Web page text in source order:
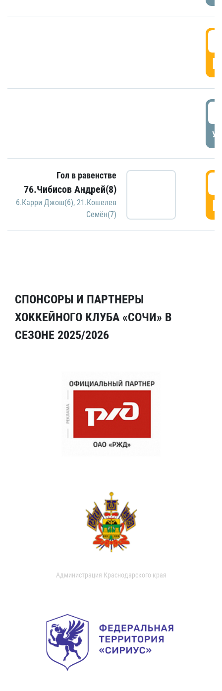
Гол в равенстве
76.Чибисов Андрей(8)
6.Карри Джош(6), 21.Кошелев
Семён(7)
СПОНСОРЫ И ПАРТНЕРЫ
ХОККЕЙНОГО КЛУБА «СОЧИ» В
СЕЗОНЕ 2025/2026
Администрация Краснодарского края